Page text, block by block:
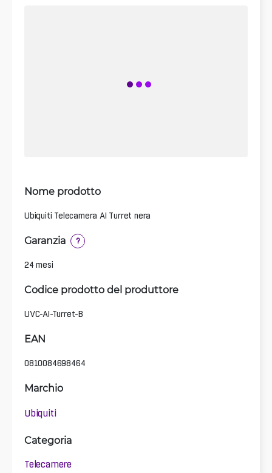
Nome prodotto
Ubiquiti Telecamera AI Turret nera
Garanzia ?
24 mesi
Codice prodotto del produttore
UVC-AI-Turret-B
EAN
0810084698464
Marchio
Ubiquiti
Categoria
Telecamere